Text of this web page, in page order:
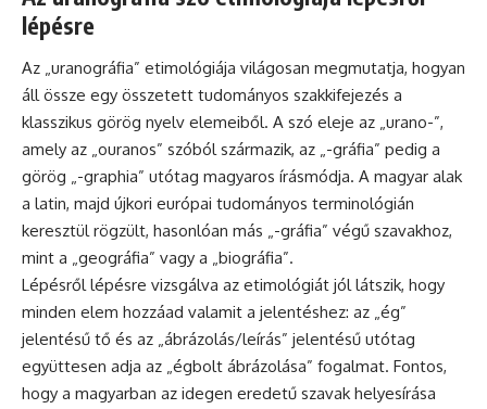
lépésre
Az „uranográfia” etimológiája világosan megmutatja, hogyan
áll össze egy összetett tudományos szakkifejezés a
klasszikus görög nyelv elemeiből. A szó eleje az „urano-”,
amely az „ouranos” szóból származik, az „-gráfia” pedig a
görög „-graphia” utótag magyaros írásmódja. A magyar alak
a latin, majd újkori európai tudományos terminológián
keresztül rögzült, hasonlóan más „-gráfia” végű szavakhoz,
mint a „geográfia” vagy a „biográfia”.
Lépésről lépésre vizsgálva az etimológiát jól látszik, hogy
minden elem hozzáad valamit a jelentéshez: az „ég”
jelentésű tő és az „ábrázolás/leírás” jelentésű utótag
együttesen adja az „égbolt ábrázolása” fogalmat. Fontos,
hogy a magyarban az idegen eredetű szavak helyesírása